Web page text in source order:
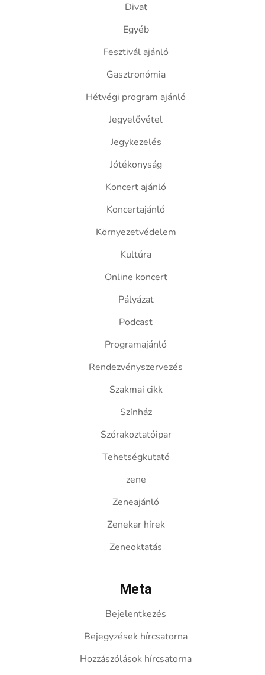
Divat
Egyéb
Fesztivál ajánló
Gasztronómia
Hétvégi program ajánló
Jegyelővétel
Jegykezelés
Jótékonyság
Koncert ajánló
Koncertajánló
Környezetvédelem
Kultúra
Online koncert
Pályázat
Podcast
Programajánló
Rendezvényszervezés
Szakmai cikk
Színház
Szórakoztatóipar
Tehetségkutató
zene
Zeneajánló
Zenekar hírek
Zeneoktatás
Meta
Bejelentkezés
Bejegyzések hírcsatorna
Hozzászólások hírcsatorna